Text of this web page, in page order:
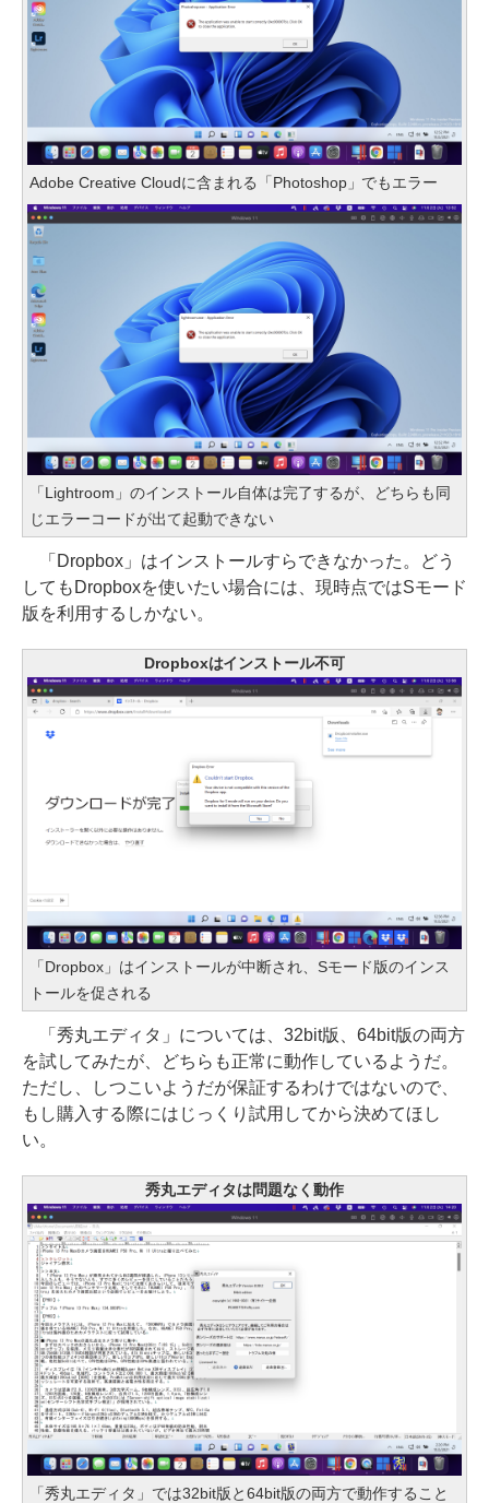
Adobe Creative Cloudに含まれる「Photoshop」でもエラー
「Lightroom」のインストール自体は完了するが、どちらも同
じエラーコードが出て起動できない
「Dropbox」はインストールすらできなかった。どう
してもDropboxを使いたい場合には、現時点ではSモード
版を利用するしかない。
Dropboxはインストール不可
「Dropbox」はインストールが中断され、Sモード版のインス
トールを促される
「秀丸エディタ」については、32bit版、64bit版の両方
を試してみたが、どちらも正常に動作しているようだ。
ただし、しつこいようだが保証するわけではないので、
もし購入する際にはじっくり試用してから決めてほし
い。
秀丸エディタは問題なく動作
「秀丸エディタ」では32bit版と64bit版の両方で動作すること